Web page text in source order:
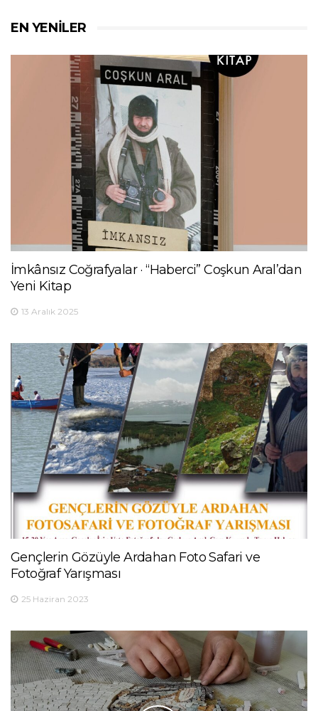
EN YENILER
İmkânsız Coğrafyalar · “Haberci” Coşkun Aral’dan
Yeni Kitap
13 Aralık 2025
Gençlerin Gözüyle Ardahan Foto Safari ve
Fotoğraf Yarışması
25 Haziran 2023